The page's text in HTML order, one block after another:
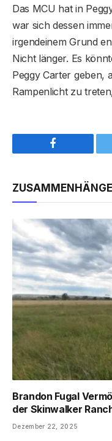
Das MCU hat in
war sich dessen
irgendeinem Grund
Nicht länger. Es
Peggy Carter geben,
Rampenlicht zu
Facebook
Brandon Fugal
der Skinwalker
Dezember 22, 2025